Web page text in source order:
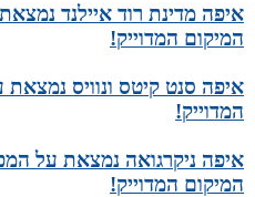
איפה מדינת רוד איילנד
המיקום המדוייק!
איפה סנט קיטס ונוויס
המדוייק!
איפה ניקרגואה נמצאת על
המיקום המדוייק!